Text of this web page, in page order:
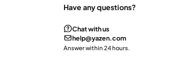
Have any questions?
Chat with us
help@yazen.com
Answer within 24 hours.